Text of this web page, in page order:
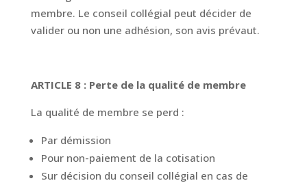
membre. Le conseil collégial peut décider de
valider ou non une adhésion, son avis prévaut.
ARTICLE 8 : Perte de la qualité de membre
La qualité de membre se perd :
Par démission
Pour non-paiement de la cotisation
Sur décision du conseil collégial en cas de